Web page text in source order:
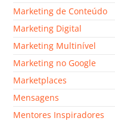
Marketing de Conteúdo
Marketing Digital
Marketing Multinível
Marketing no Google
Marketplaces
Mensagens
Mentores Inspiradores